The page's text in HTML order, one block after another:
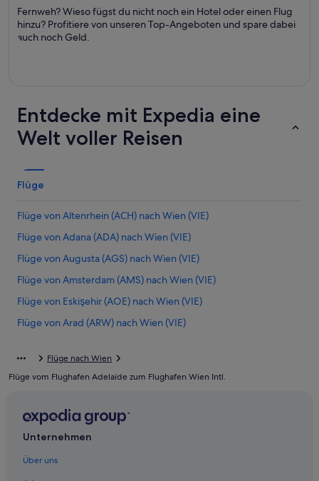
Fernweh? Wieso fügst du nicht noch ein Hotel oder einen Flug
hinzu? Profitiere von unseren Top-Angeboten und spare dabei
auch noch Geld.
Entdecke mit Expedia eine
Welt voller Reisen
Flüge
Flüge von Altenrhein (ACH) nach Wien (VIE)
Flüge von Adana (ADA) nach Wien (VIE)
Flüge von Augusta (AGS) nach Wien (VIE)
Flüge von Amsterdam (AMS) nach Wien (VIE)
Flüge von Eskişehir (AOE) nach Wien (VIE)
Flüge von Arad (ARW) nach Wien (VIE)
Flüge von Brindisi (BDS) nach Wien (VIE)
Flüge von Berlin (BER) nach Wien (VIE)
Flüge nach Wien
Flüge vom Flughafen Adelaide zum Flughafen Wien Intl.
Unternehmen
Über uns